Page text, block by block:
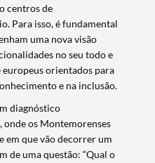
centros de
Para isso, é fundamental
uma nova visão
no seu todo e
orientados para
e na inclusão.
diagnóstico
os Montemorenses
em que vão decorrer um
de uma questão: “Qual o